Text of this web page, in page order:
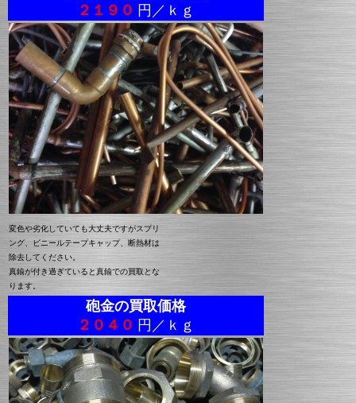
２１９０ 円／ｋｇ
変色や劣化していても大丈夫ですがスプリ
ング、ビニールテープキャップ、断熱材は
除去してください。
真鍮が付き過ぎていると真鍮での買取とな
ります。
砲金の買取価格
２０４０ 円／ｋｇ